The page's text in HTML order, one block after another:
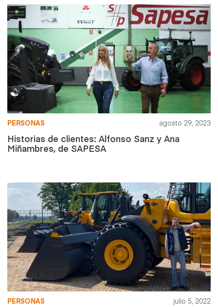
PERSONAS agosto 29, 2023
Historias de clientes: Alfonso Sanz y Ana
Miñambres, de SAPESA
PERSONAS julio 5, 2022